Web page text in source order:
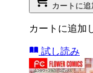
カートに追
カートに追加
試し読み